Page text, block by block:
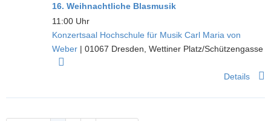
16. Weihnachtliche Blasmusik
11:00 Uhr
Konzertsaal Hochschule für Musik Carl Maria von
Weber |01067 Dresden ,Wettiner Platz/Schützengasse
Details